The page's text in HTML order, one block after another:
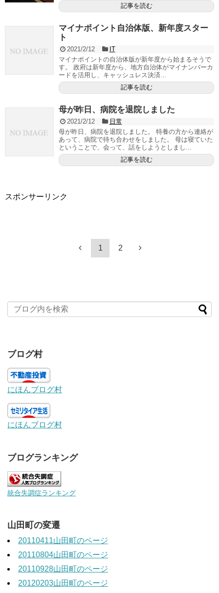
記事を読む
マイナポイント自治体版、新年度スター
ト
2021/2/12
IT
マイナポイントの自治体版が新年度から始まるそうで
す。 政府は新年度から、地方自治体がマイナンバーカ
ードを活用し、キャッシュレス決済...
記事を読む
母が昨日、病院を退院しました
2021/2/12
日常
母が昨日、病院を退院しました。 特養の方から連絡が
あって、病院で待ち合わせをしました。 母は寝ていた
ということで、会って、話をしようとしまし...
記事を読む
スポンサーリンク
1 2
ブログ村
にほんブログ村
にほんブログ村
ブログランキング
統合失調症ランキング
山田町の変遷
20110411山田町のページ
20110804山田町のページ
20110928山田町のページ
20120203山田町のページ